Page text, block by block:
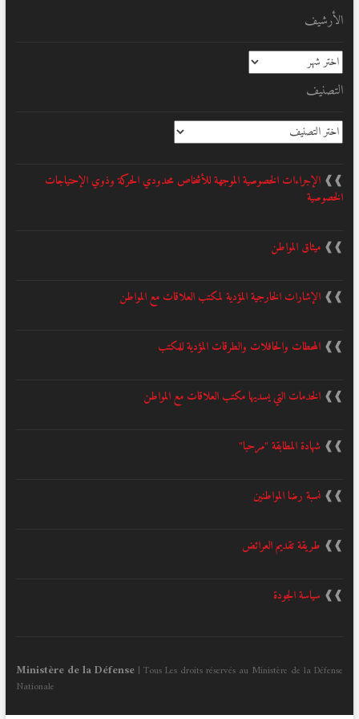
الأرشيف
الأرشيف
التصنيف
التصنيف
❱❱ الإجراءات الخصوصية الموجهة للأشخاص محدودي الحركة وذوي الإحتياجات
الخصوصية
❱❱ ميثاق المواطن
❱❱ الإشارات الخارجية المؤدية لمكتب العلاقات مع المواطن
❱❱ المحطات والحافلات والطرقات المؤدية للمكتب
❱❱ الخدمات التي يسديها مكتب العلاقات مع المواطن
❱❱ شهادة المطابقة "مرحبا"
❱❱ نسبة رضا المواطنين
❱❱ طريقة تقديم العرائض
❱❱ سياسة الجودة
Ministère de la Défense| Tous Les droits réservés au Ministère de la Défense
Nationale